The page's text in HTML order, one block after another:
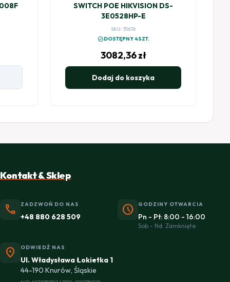
SWITCH POE HIKVISION DS-
3E0528HP-E
SKU: 31676
check_circleDOSTĘPNY 4SZT.
3082,36zł
Dodaj do koszyka
Kontakt & Sklep
phone ZADZWOŃ DO NAS
+48 880 628 509 schedule GODZINY OTWARCIA
Pn - Pt: 8:00 - 16:00
Sob - Nd: Zamknięte
location_on ODWIEDŹ NAS
Ul. Władysława Łokietka 1
44-190 Knurów, Śląskie